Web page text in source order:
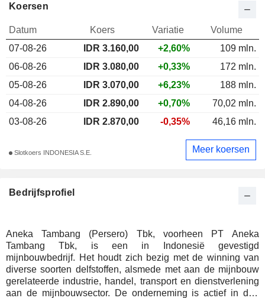
Bedrijfsprofiel
Aneka Tambang (Persero) Tbk, voorheen PT Aneka
Tambang Tbk, is een in Indonesië gevestigd
mijnbouwbedrijf. Het houdt zich bezig met de winning van
diverse soorten delfstoffen, alsmede met aan de mijnbouw
gerelateerde industrie, handel, transport en dienstverlening
aan de mijnbouwsector. De onderneming is actief in drie
Koersen
Datum Koers Variatie
Volume
07-08-26
IDR 3.160,00 +2,60%
109 mln.
06-08-26
IDR 3.080,00 +0,33%
172 mln.
05-08-26
IDR 3.070,00 +6,23%
188 mln.
04-08-26
IDR 2.890,00 +0,70%
70,02 mln.
03-08-26
IDR 2.870,00 -0,35% 46,16 mln.
Slotkoers INDONESIA S.E. Meer koersen